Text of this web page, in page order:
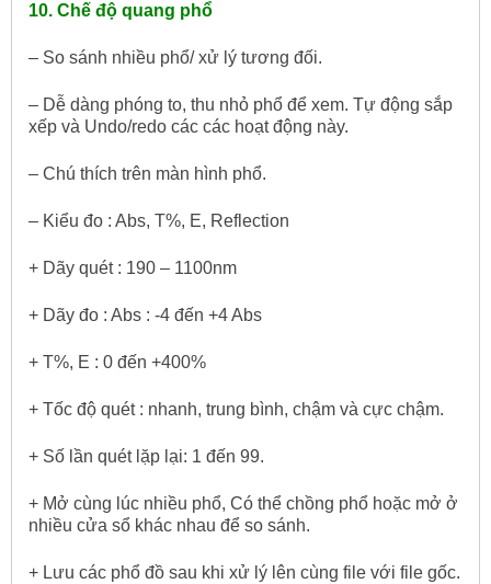
10. Chế độ quang phổ
– So sánh nhiều phổ/ xử lý tương đối.
– Dễ dàng phóng to, thu nhỏ phổ để xem. Tự động sắp
xếp và Undo/redo các các hoạt động này.
– Chú thích trên màn hình phổ.
– Kiểu đo : Abs, T%, E, Reflection
+ Dãy quét : 190 – 1100nm
+ Dãy đo : Abs : -4 đến +4 Abs
+ T%, E : 0 đến +400%
+ Tốc độ quét : nhanh, trung bình, chậm và cực chậm.
+ Số lần quét lặp lại: 1 đến 99.
+ Mở cùng lúc nhiều phổ, Có thể chồng phổ hoặc mở ở
nhiều cửa sổ khác nhau để so sánh.
+ Lưu các phổ đồ sau khi xử lý lên cùng file với file gốc.